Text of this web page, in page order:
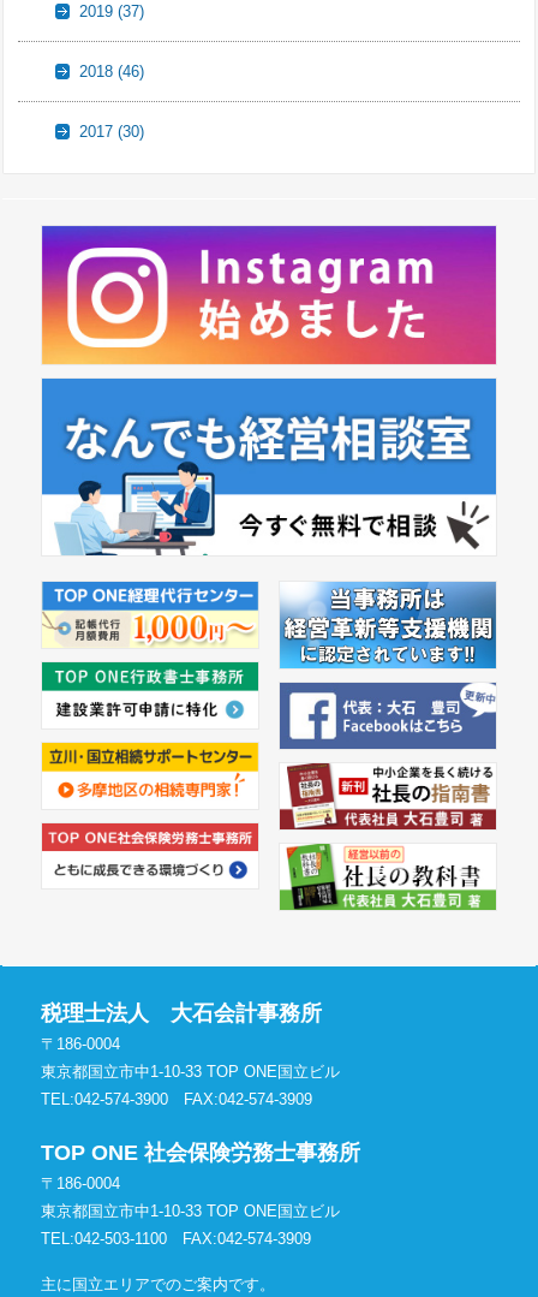
2019(37)
2018(46)
2017(30)
税理士法人 大石会計事務所
〒186-0004
東京都国立市中1-10-33 TOP ONE国立ビル
TEL:042-574-3900
FAX:042-574-3909
TOP ONE 社会保険労務士事務所
〒186-0004
東京都国立市中1-10-33 TOP ONE国立ビル
TEL:042-503-1100
FAX:042-574-3909
主に国立エリアでのご案内です。